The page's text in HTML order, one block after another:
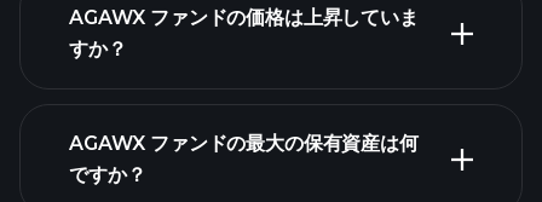
AGAWX ファンドの価格は上昇していま
すか？
AGAWX ファンドの最大の保有資産は何
ですか？